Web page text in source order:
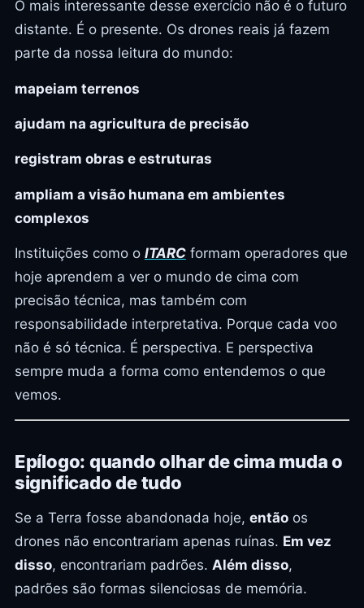
O mais interessante desse exercício não é o futuro
distante. É o presente. Os drones reais já fazem
parte da nossa leitura do mundo:
mapeiam terrenos
ajudam na agricultura de precisão
registram obras e estruturas
ampliam a visão humana em ambientes
complexos
Instituições como o ITARCformam operadores que
hoje aprendem a ver o mundo de cima com
precisão técnica, mas também com
responsabilidade interpretativa. Porque cada voo
não é só técnica. É perspectiva. E perspectiva
sempre muda a forma como entendemos o que
vemos.
Epílogo: quando olhar de cima muda o
significado de tudo
Se a Terra fosse abandonada hoje, entãoos
drones não encontrariam apenas ruínas. Em vez
disso, encontrariam padrões. Além disso,
padrões são formas silenciosas de memória.